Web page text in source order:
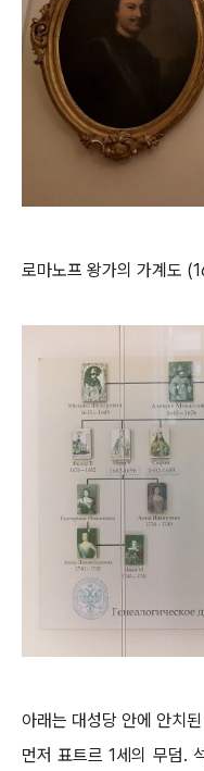
로마노프 왕가의 가계도
아래는 대성당 안에 안치
먼저 표트르 1세의 무덤.